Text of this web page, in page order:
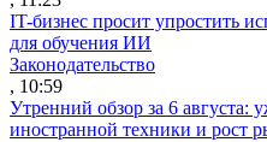
IT-бизнес просит упростить
для обучения ИИ
Законодательство
, 10:59
Утренний обзор за 6 августа:
иностранной техники и рост